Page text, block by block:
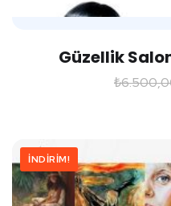
Güzellik
₺
İNDIRIM!